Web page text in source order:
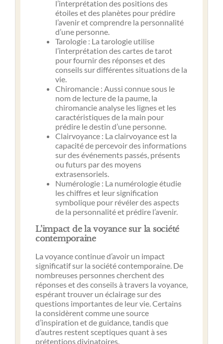
l’interprétation des positions des
étoiles et des planètes pour prédire
l’avenir et comprendre la personnalité
d’une personne.
Tarologie : La tarologie utilise
l’interprétation des cartes de tarot
pour fournir des réponses et des
conseils sur différentes situations de la
vie.
Chiromancie : Aussi connue sous le
nom de lecture de la paume, la
chiromancie analyse les lignes et les
caractéristiques de la main pour
prédire le destin d’une personne.
Clairvoyance : La clairvoyance est la
capacité de percevoir des informations
sur des événements passés, présents
ou futurs par des moyens
extrasensoriels.
Numérologie : La numérologie étudie
les chiffres et leur signification
symbolique pour révéler des aspects
de la personnalité et prédire l’avenir.
L’impact de la voyance sur la société
contemporaine
La voyance continue d’avoir un impact
significatif sur la société contemporaine. De
nombreuses personnes cherchent des
réponses et des conseils à travers la voyance,
espérant trouver un éclairage sur des
questions importantes de leur vie. Certains
la considèrent comme une source
d’inspiration et de guidance, tandis que
d’autres restent sceptiques quant à ses
prétentions divinatoires.